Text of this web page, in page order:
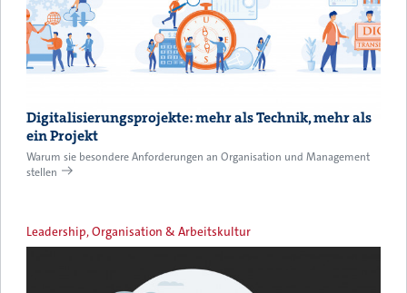
Digitalisierungsprojekte: mehr als Technik, mehr als
ein Projekt
Warum sie besondere Anforderungen an Organisation und Management
stellen
Leadership, Organisation & Arbeitskultur